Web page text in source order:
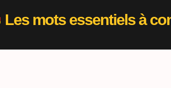
Les mots essentiels à